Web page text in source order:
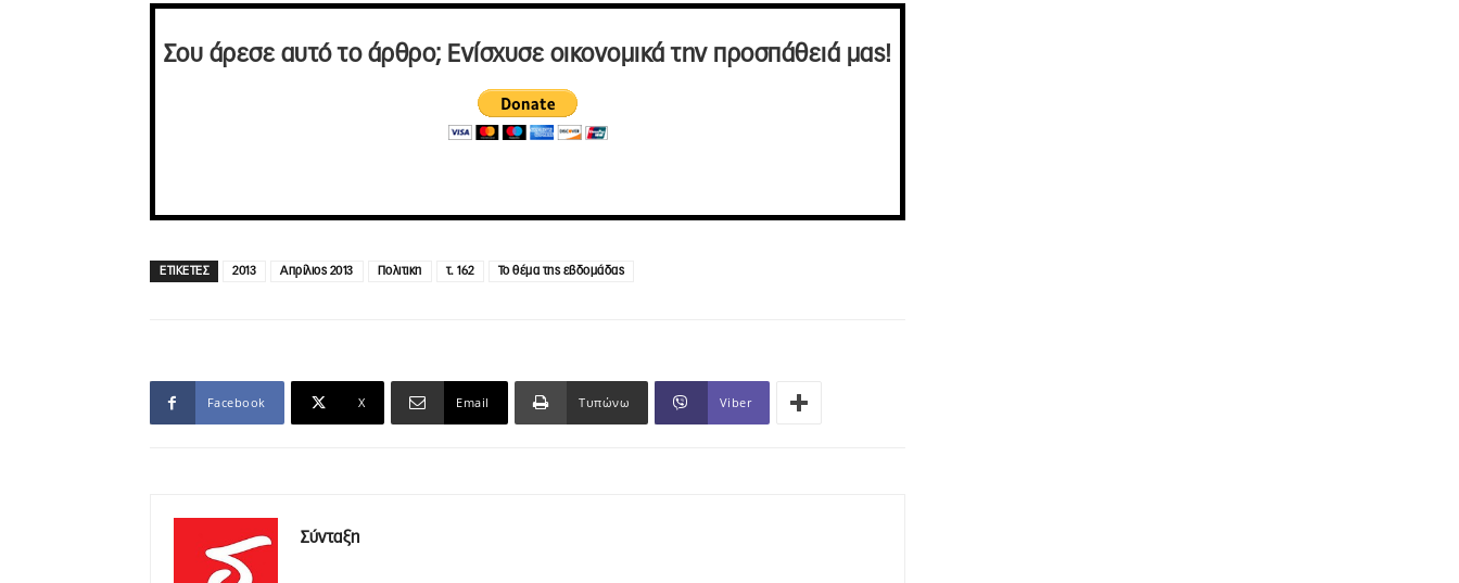
Σου άρεσε αυτό το άρθρο; Ενίσχυσε οικονομικά την προσπάθειά μας!
ΕΤΙΚΕΤΕΣ 2013 Απρίλιος 2013 Πολιτικη τ. 162 Το θέμα της εβδομάδας
Facebook X Email Τυπώνω Viber
Σύνταξη